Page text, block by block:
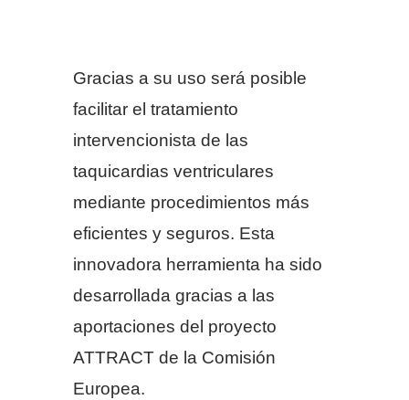
Gracias a su uso será posible
facilitar el tratamiento
intervencionista de las
taquicardias ventriculares
mediante procedimientos más
eficientes y seguros. Esta
innovadora herramienta ha sido
desarrollada gracias a las
aportaciones del proyecto
ATTRACT de la Comisión
Europea.